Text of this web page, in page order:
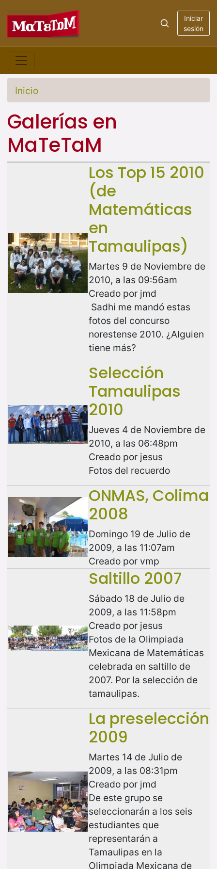
Iniciar
sesión
Inicio
Galerías en
MaTeTaM
Los Top 15 2010
(de
Matemáticas
en
Tamaulipas)
Martes 9 de Noviembre de
2010, a las 09:56am
Creado por jmd
Sadhi me mandó estas
fotos del concurso
norestense 2010. ¿Alguien
tiene más?
Selección
Tamaulipas
2010
Jueves 4 de Noviembre de
2010, a las 06:48pm
Creado por jesus
Fotos del recuerdo
ONMAS, Colima
2008
Domingo 19 de Julio de
2009, a las 11:07am
Creado por vmp
Saltillo 2007
Sábado 18 de Julio de
2009, a las 11:58pm
Creado por jesus
Fotos de la Olimpiada
Mexicana de Matemáticas
celebrada en saltillo de
2007. Por la selección de
tamaulipas.
La preselección
2009
Martes 14 de Julio de
2009, a las 08:31pm
Creado por jmd
De este grupo se
seleccionarán a los seis
estudiantes que
representarán a
Tamaulipas en la
Olimpiada Mexicana de